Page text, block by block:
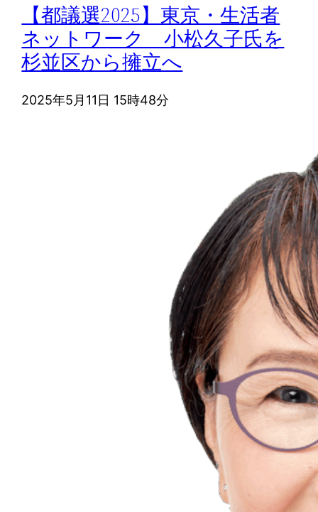
【都議選2025】東京・生活者
ネットワーク 小松久子氏を
杉並区から擁立へ
2025年5月11日 15時48分